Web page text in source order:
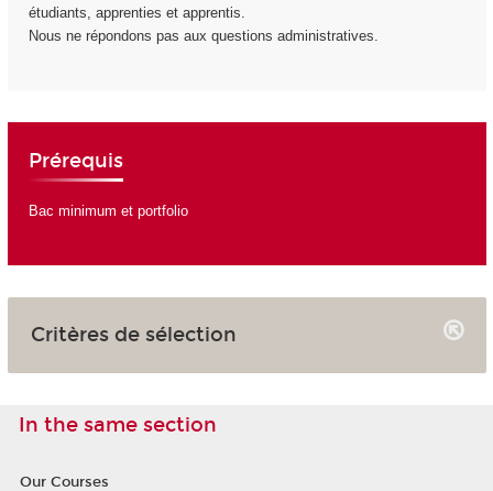
étudiants, apprenties et apprentis.
Nous ne répondons pas aux questions administratives.
Prérequis
Bac minimum et portfolio
Critères de sélection
In the same section
Our Courses